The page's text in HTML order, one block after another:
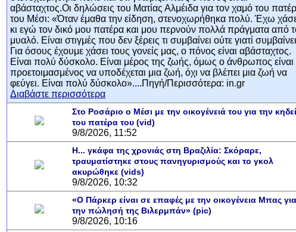
αβάσταχτος.Οι δηλώσεις του Ματίας Αλμέιδα για τον χαμό του
του Μέσι: «Όταν έμαθα την είδηση, στενοχωρήθηκα πολύ. Έχω
κι εγώ τον δικό μου πατέρα και μου περνούν πολλά πράγματα από
μυαλό. Είναι στιγμές που δεν ξέρεις τι συμβαίνει ούτε γιατί
Για όσους έχουμε χάσει τους γονείς μας, ο πόνος είναι αβάσταχτος.
Είναι πολύ δύσκολο. Είναι μέρος της ζωής, όμως ο άνθρωπος είναι
προετοιμασμένος να υποδέχεται μια ζωή, όχι να βλέπει μια ζωή να
φεύγει. Είναι πολύ δύσκολο»....Πηγή/Περισσότερα: in.gr
Διαβάστε περισσότερα
Στο Ροσάριο ο Μέσι με την οικογένειά του για την
του πατέρα του (vid)
9/8/2026, 11:52
Η... γκάφα της χρονιάς στη Βραζιλία: Σκόραρε,
τραυματίστηκε στους πανηγυρισμούς και το γκολ
ακυρώθηκε (vids)
9/8/2026, 10:32
«Ο Πάρκερ είναι σε επαφές με την οικογένεια Μπας για
την πώλησή της Βιλερμπάν» (pic)
9/8/2026, 10:16